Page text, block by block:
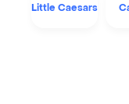
Little Caesars